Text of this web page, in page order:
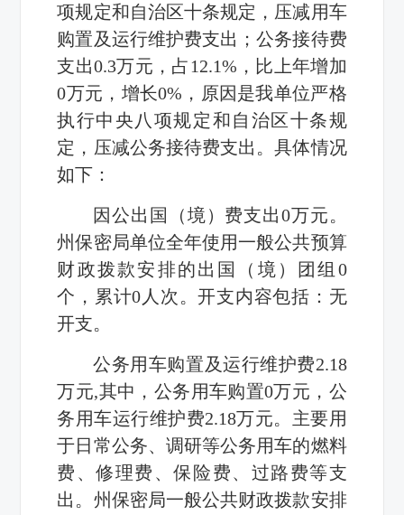
项规定和自治区十条规定，压减用车
购置及运行维护费支出；公务接待费
支出0.3万元，占12.1%，比上年增加
0万元，增长0%，原因是我单位严格
执行中央八项规定和自治区十条规
定，压减公务接待费支出。具体情况
如下：
因公出国（境）费支出0万元。
州保密局单位全年使用一般公共预算
财政拨款安排的出国（境）团组0
个，累计0人次。开支内容包括：无
开支。
公务用车购置及运行维护费2.18
万元,其中，公务用车购置0万元，公
务用车运行维护费2.18万元。主要用
于日常公务、调研等公务用车的燃料
费、修理费、保险费、过路费等支
出。州保密局一般公共财政拨款安排